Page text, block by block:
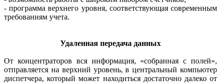
- программа верхнего уровня, соответствующая современным
требованиям учета.
Удаленная передача данных
От концентраторов вся информация, «собранная с полей»,
отправляется на верхний уровень, в центральный компьютер
диспетчера, который может находиться достаточно далеко от